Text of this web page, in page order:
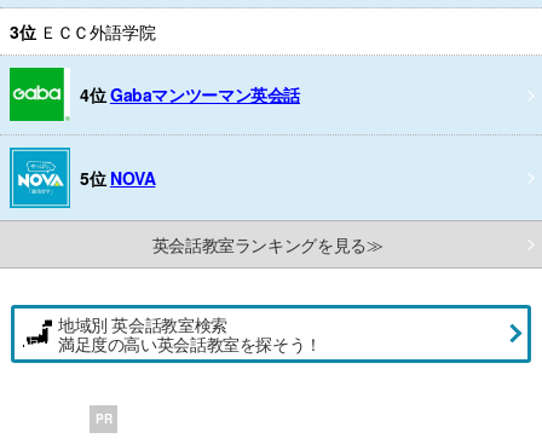
3位 ＥＣＣ外語学院
4位Gabaマンツーマン英会話
5位 NOVA
英会話教室ランキングを見る≫
地域別 英会話教室検索
満足度の高い英会話教室を探そう！
PR